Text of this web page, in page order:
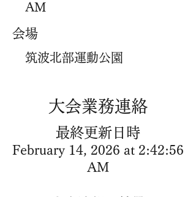
AM
​会場
筑波北部運動公園
​大会業務連絡
​最終更新日時
February 14, 2026 at 2:42:56
AM